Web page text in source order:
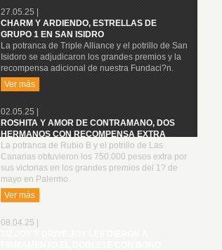
27.05.25 |
CHARM Y ARDIENDO, ESTRELLAS DE
GRUPO 1 EN SAN ISIDRO
La potranca de Triple Alliance y el potrillo de San
Isidoro se adjudicaron los grandes premios y la
recompensa adicional de nuestra Fundaci?n.
Ver más
02.05.25 |
ROSHITA Y AMOR DE CONTRAMANO, DOS
HERMANOS CON RECOMPENSA EXTRA
La potranca de Rubio B y el potrillo de Las
Canarias obtuvieron los 750.000 pesos extra por
sus victorias en los grandes premios del 1? de
mayo en Palermo.
Ver más
08.04.25 |